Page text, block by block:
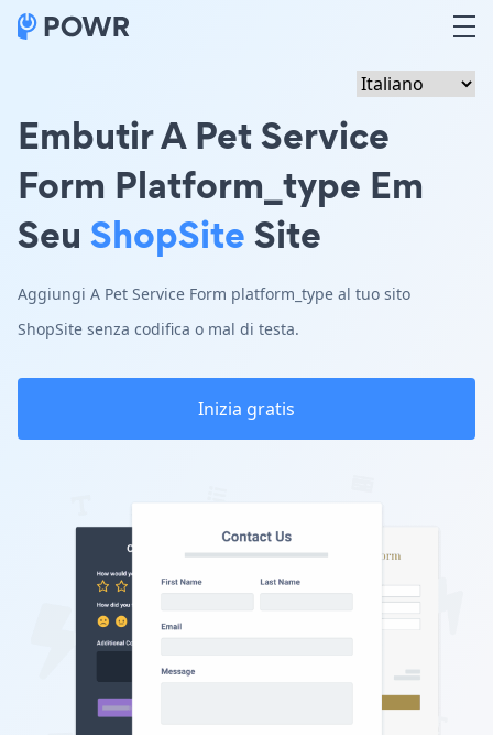
Embutir A Pet Service
Form Platform_type Em
Seu ShopSiteSite
Aggiungi A Pet Service Form platform_type al tuo sito
ShopSite senza codifica o mal di testa.
Inizia gratis